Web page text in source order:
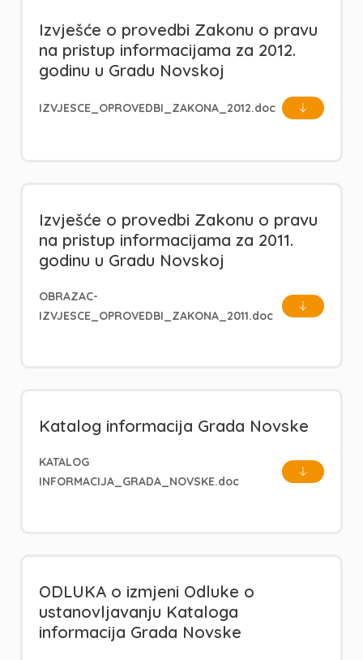
Izvješće o provedbi Zakonu o pravu
na pristup informacijama za 2012.
godinu u Gradu Novskoj
IZVJESCE_OPROVEDBI_ZAKONA_2012.doc
Izvješće o provedbi Zakonu o pravu
na pristup informacijama za 2011.
godinu u Gradu Novskoj
OBRAZAC-
IZVJESCE_OPROVEDBI_ZAKONA_2011.doc
Katalog informacija Grada Novske
KATALOG
INFORMACIJA_GRADA_NOVSKE.doc
ODLUKA o izmjeni Odluke o
ustanovljavanju Kataloga
informacija Grada Novske